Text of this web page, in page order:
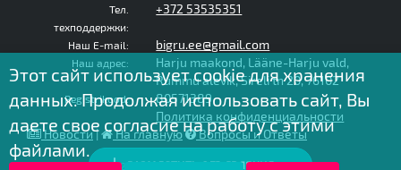
Тел.
техподдержки:
+372 53535351
Наш E-mail: bigru.ee@gmail.com
Наш адрес:
Harju maakond, Lääne-Harju vald,
Rummu alevik, Sireli tn 20, 76102
Registrikood:
80571389
Политика конфиденциальности
Новости| На главную Вопросы и Ответы
2020 - 2025 © bigru.ee - все права защищены
РАЗМЕСТИТЬ ОБЪЯВЛЕНИЕ
Этот сайт использует cookie для хранения
данных. Продолжая использовать сайт, Вы
даете свое согласие на работу с этими
файлами.